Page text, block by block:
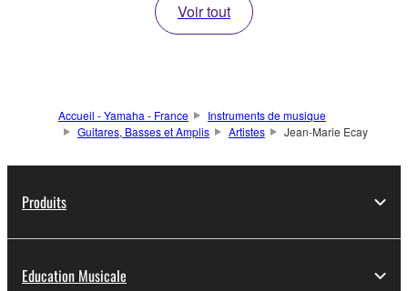
Voir tout
Accueil - Yamaha - France
Instruments de musique
Guitares, Basses et Amplis
Artistes Jean-Marie Ecay
Produits
Education Musicale